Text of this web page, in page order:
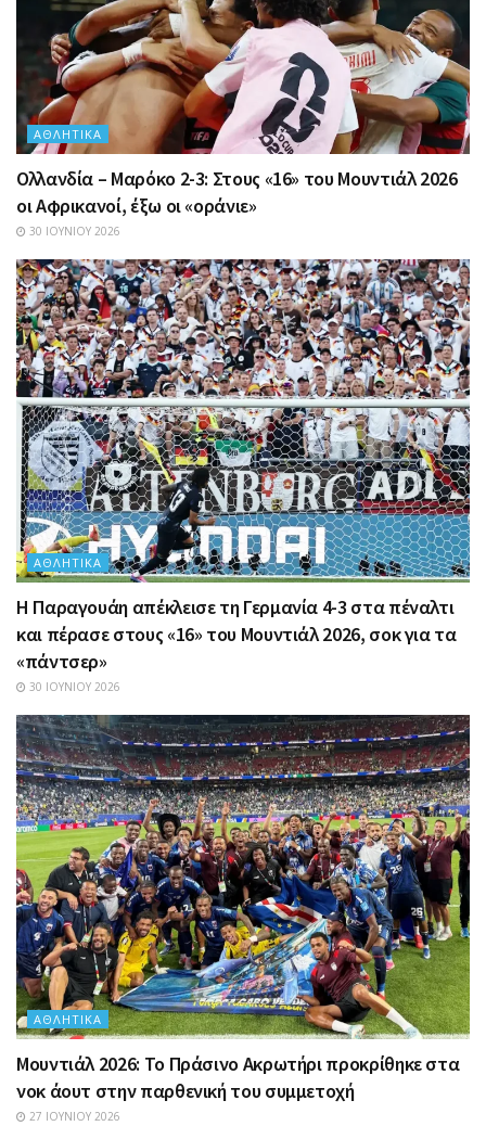
ΑΘΛΗΤΙΚΆ
Ολλανδία – Μαρόκο 2-3: Στους «16» του Μουντιάλ 2026
οι Αφρικανοί, έξω οι «οράνιε»
30 ΙΟΥΝΊΟΥ 2026
ΑΘΛΗΤΙΚΆ
Η Παραγουάη απέκλεισε τη Γερμανία 4-3 στα πέναλτι
και πέρασε στους «16» του Μουντιάλ 2026, σοκ για τα
«πάντσερ»
30 ΙΟΥΝΊΟΥ 2026
ΑΘΛΗΤΙΚΆ
Μουντιάλ 2026: Το Πράσινο Ακρωτήρι προκρίθηκε στα
νοκ άουτ στην παρθενική του συμμετοχή
27 ΙΟΥΝΊΟΥ 2026